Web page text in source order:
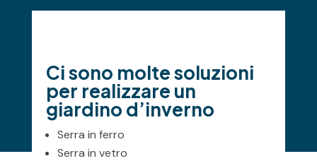
Ci sono molte soluzioni
per realizzare un
giardino d’inverno
Serra in ferro
Serra in vetro